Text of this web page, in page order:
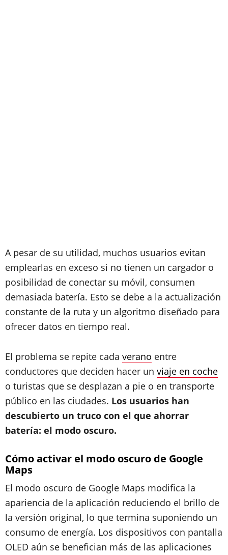
A pesar de su utilidad, muchos usuarios evitan
emplearlas en exceso si no tienen un cargador o
posibilidad de conectar su móvil, consumen
demasiada batería. Esto se debe a la actualización
constante de la ruta y un algoritmo diseñado para
ofrecer datos en tiempo real.
El problema se repite cada verano entre
conductores que deciden hacer un viaje en coche
o turistas que se desplazan a pie o en transporte
público en las ciudades. Los usuarios han
descubierto un truco con el que ahorrar
batería: el modo oscuro.
Cómo activar el modo oscuro de Google
Maps
El modo oscuro de Google Maps modifica la
apariencia de la aplicación reduciendo el brillo de
la versión original, lo que termina suponiendo un
consumo de energía. Los dispositivos con pantalla
OLED aún se benefician más de las aplicaciones